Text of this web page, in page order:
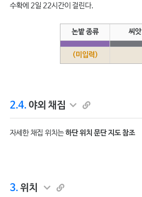
수확에 2일 22시간이 걸린다.
논밭 종류 씨앗
(미입력)
2.4. 야외 채집
자세한 채집 위치는하단 위치 문단 지도 참조
3. 위치